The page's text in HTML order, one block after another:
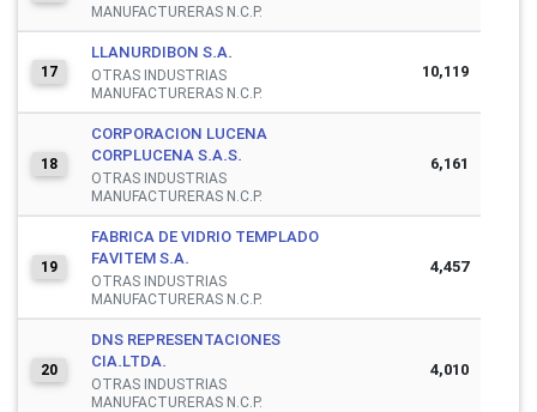
MANUFACTURERAS N.C.P.
17
LLANURDIBON S.A.
OTRAS INDUSTRIAS
MANUFACTURERAS N.C.P.
10,119
18
CORPORACION LUCENA
CORPLUCENA S.A.S.
OTRAS INDUSTRIAS
MANUFACTURERAS N.C.P.
6,161
19
FABRICA DE VIDRIO TEMPLADO
FAVITEM S.A.
OTRAS INDUSTRIAS
MANUFACTURERAS N.C.P.
4,457
20
DNS REPRESENTACIONES
CIA.LTDA.
OTRAS INDUSTRIAS
MANUFACTURERAS N.C.P.
4,010